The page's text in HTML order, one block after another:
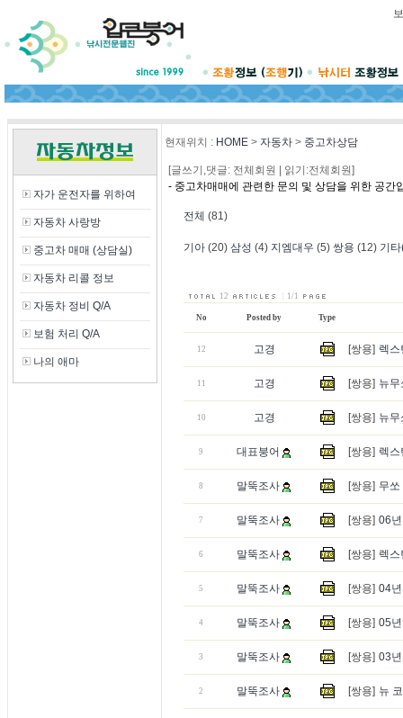
자가 운전자를 위하여
자동차 사랑방
중고차 매매 (상담실)
자동차 리콜 정보
자동차 정비 Q/A
보험 처리 Q/A
나의 애마
현재위치 : HOME > 자동차 > 중고차상담
[글쓰기,댓글: 전체회원 | 읽기:전체회원]
- 중고차매매에 관련한 문의 및 상담을 위한 공
전체 (81)
기아(20) 삼성 (4) 지엠대우 (5) 쌍용 (12) 기
12 1/1
No Posted by Type
12 고경 [쌍용] 렉
11 고경 [쌍용] 뉴
10 고경 [쌍용] 뉴
9 대표붕어 [쌍용] 렉
8 말뚝조사 [쌍용] 무
7 말뚝조사 [쌍용] 06
6 말뚝조사 [쌍용] 렉
5 말뚝조사 [쌍용] 04
4 말뚝조사 [쌍용] 05
3 말뚝조사 [쌍용] 03
2 말뚝조사 [쌍용] 뉴